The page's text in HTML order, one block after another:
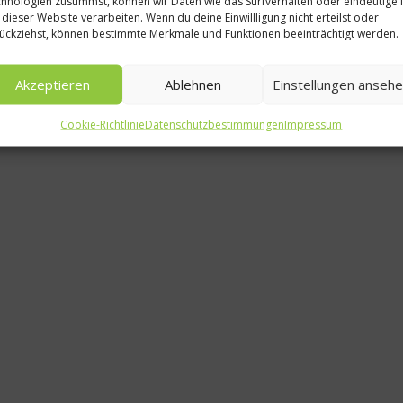
dieser Website verarbeiten. Wenn du deine Einwillligung nicht erteilst oder
können bestimmte Merkmale und Funktionen beeinträchtigt werden.
Akzeptieren Ablehnen Einstellungen
Cookie-RichtlinieDatenschutzbestimmungenImpressum
TIAN München
am
12. September 2018